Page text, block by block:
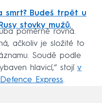
smrt? Budeš trpět u
stovky mužů.
poměrně rovná.
ačkoliv je složité to
Soudě podle
hlavicí,“ stojí v
Express.